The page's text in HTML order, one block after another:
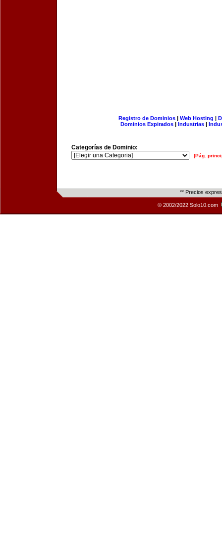
Registro de Dominios| Web Hosting |
Dominios Expirados | Industrias |
Categorías de Dominio:
[Pág.
** Precios
© 2002/2022 Solo10.com